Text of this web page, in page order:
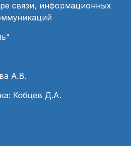
связи, информационных
А.В.
Кобцев Д.А.